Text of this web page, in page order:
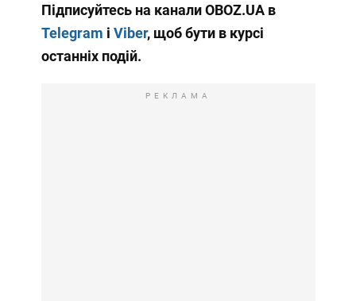
Підписуйтесь на канали OBOZ.UA в
Telegram і Viber, щоб бути в курсі
останніх подій.
РЕКЛАМА